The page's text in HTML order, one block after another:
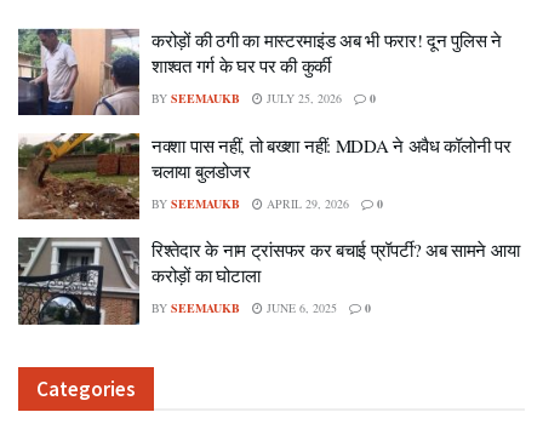
करोड़ों की ठगी का मास्टरमाइंड अब भी फरार! दून पुलिस ने
शाश्वत गर्ग के घर पर की कुर्की
BY SEEMAUKB JULY 25, 2026 0
नक्शा पास नहीं, तो बख्शा नहीं: MDDA ने अवैध कॉलोनी पर
चलाया बुलडोजर
BY SEEMAUKB APRIL 29, 2026 0
रिश्तेदार के नाम ट्रांसफर कर बचाई प्रॉपर्टी? अब सामने आया
करोड़ों का घोटाला
BY SEEMAUKB JUNE 6, 2025 0
Categories